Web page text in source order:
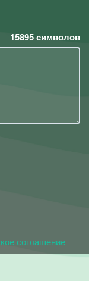
15895символов
соглашение